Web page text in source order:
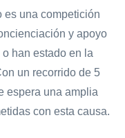
es una competición
y apoyo
han estado en la
un recorrido de 5
espera una amplia
con esta causa.